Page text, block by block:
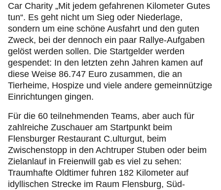
Car Charity „Mit jedem gefahrenen Kilometer Gutes
tun“. Es geht nicht um Sieg oder Niederlage,
sondern um eine schöne Ausfahrt und den guten
Zweck, bei der dennoch ein paar Rallye-Aufgaben
gelöst werden sollen. Die Startgelder werden
gespendet: In den letzten zehn Jahren kamen auf
diese Weise 86.747 Euro zusammen, die an
Tierheime, Hospize und viele andere gemeinnützige
Einrichtungen gingen.
Für die 60 teilnehmenden Teams, aber auch für
zahlreiche Zuschauer am Startpunkt beim
Flensburger Restaurant C.ulturgut, beim
Zwischenstopp in den Achtruper Stuben oder beim
Zielanlauf in Freienwill gab es viel zu sehen:
Traumhafte Oldtimer fuhren 182 Kilometer auf
idyllischen Strecke im Raum Flensburg, Süd-